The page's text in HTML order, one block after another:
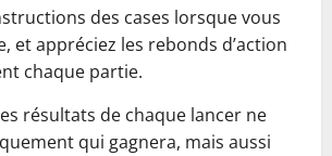
des cases lorsque vous
et appréciez les rebonds d’action
chaque partie.
résultats de chaque lancer ne
qui gagnera, mais aussi